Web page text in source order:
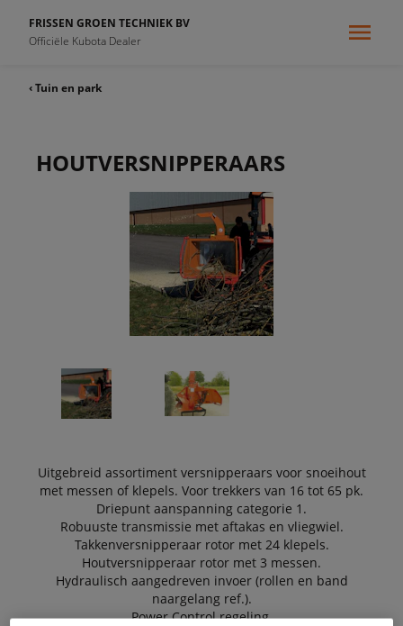
FRISSEN GROEN TECHNIEK BV
Officiële Kubota Dealer
‹ Tuin en park
HOUTVERSNIPPERAARS
Uitgebreid assortiment versnipperaars voor snoeihout
met messen of klepels. Voor trekkers van 16 tot 65 pk.
Driepunt aanspanning categorie 1.
Robuuste transmissie met aftakas en vliegwiel.
Takkenversnipperaar rotor met 24 klepels.
Houtversnipperaar rotor met 3 messen.
Hydraulisch aangedreven invoer (rollen en band
naargelang ref.).
Power Control regeling.